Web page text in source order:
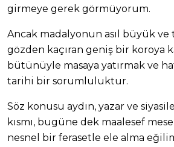
girmeye gerek görmüyorum.
Ancak madalyonun asıl büyük
gözden kaçıran geniş bir koroya
bütünüyle masaya yatırmak ve
tarihi bir sorumluluktur.
Söz konusu aydın, yazar ve
kısmı, bugüne dek maalesef
nesnel bir ferasetle ele alma